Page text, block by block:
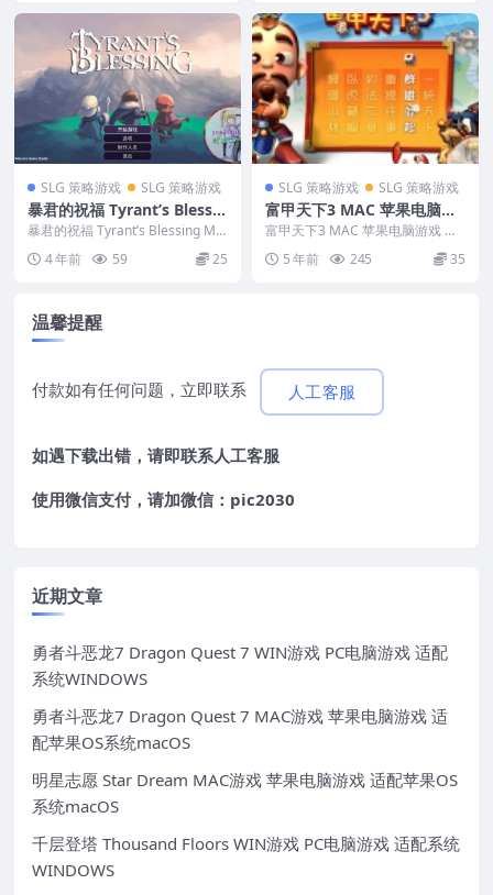
SLG 策略游戏 SLG 策略游戏
暴君的祝福 Tyrant’s Blessin
g MAC 苹果电脑游戏 原生版
支持10.15 11 12 13 适用AP
PLE CPU
暴君的祝福 Tyrant’s Blessing MA
4 年前 59 25
SLG 策略游戏 SLG 策略游戏
富甲天下3 MAC 苹果电脑游
戏 繁体中文版 支援10.13 10.
14 10.15 11 12 适用于APPL
E CPU
富甲天下3 MAC 苹果电脑游戏 繁
体中文版 支援10.13 10.14 10....
5 年前 245 35
温馨提醒
付款如有任何问题，立即联系 人工客服
如遇下载出错，请即联系人工客服
使用微信支付，请加微信：pic2030
近期文章
勇者斗恶龙7 Dragon Quest 7 WIN游戏 PC电脑游戏 适配
系统WINDOWS
勇者斗恶龙7 Dragon Quest 7 MAC游戏 苹果电脑游戏 适
配苹果OS系统macOS
明星志愿 Star Dream MAC游戏 苹果电脑游戏 适配苹果OS
系统macOS
千层登塔 Thousand Floors WIN游戏 PC电脑游戏 适配系统
WINDOWS